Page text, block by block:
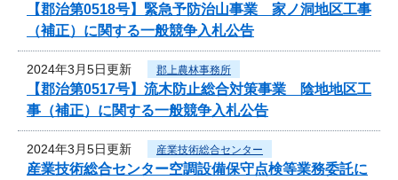
【郡治第0518号】緊急予防治山事業 家ノ洞地区工事
（補正）に関する一般競争入札公告
2024年3月5日更新 郡上農林事務所
【郡治第0517号】流木防止総合対策事業 陰地地区工
事（補正）に関する一般競争入札公告
2024年3月5日更新 産業技術総合センター
産業技術総合センター空調設備保守点検等業務委託に